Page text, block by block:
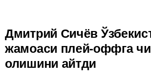
Дмитрий Сичёв
жамоаси плей-оффга
олишини айтди